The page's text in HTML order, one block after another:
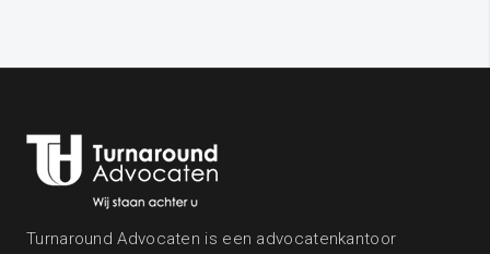
Turnaround Advocaten is een advocatenkantoor